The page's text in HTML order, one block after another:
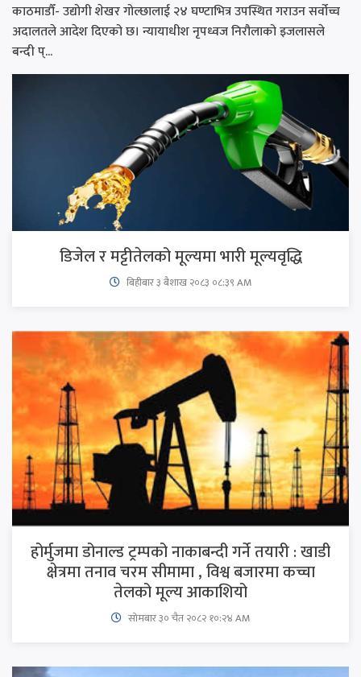
काठमाडौँ- उद्योगी शेखर गोल्छालाई २४ घण्टाभित्र उपस्थित गराउन सर्वोच्च
अदालतले आदेश दिएको छ। न्यायाधीश नृपध्वज निरौलाको इजलासले
बन्दी प्...
डिजेल र मट्टीतेलको मूल्यमा भारी मूल्यवृद्धि
बिहीबार ३ बैशाख २०८३ ०८:३९ AM
होर्मुजमा डोनाल्ड ट्रम्पको नाकाबन्दी गर्ने तयारी : खाडी
क्षेत्रमा तनाव चरम सीमामा , विश्व बजारमा कच्चा
तेलको मूल्य आकाशियो
सोमबार ३० चैत २०८२ १०:२४ AM